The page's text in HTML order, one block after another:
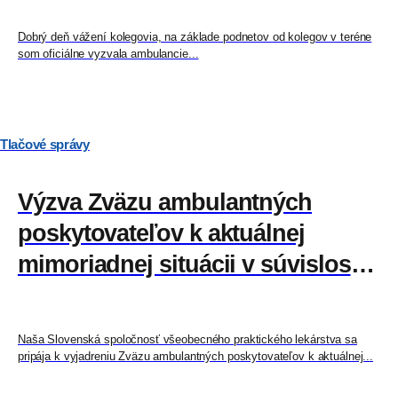
Dobrý deň vážení kolegovia, na základe podnetov od kolegov v teréne
som oficiálne vyzvala ambulancie...
Tlačové správy
Výzva Zväzu ambulantných
poskytovateľov k aktuálnej
mimoriadnej situácii v súvislosti
Naša Slovenská spoločnosť všeobecného praktického lekárstva sa
pripája k vyjadreniu Zväzu ambulantných poskytovateľov k aktuálnej...